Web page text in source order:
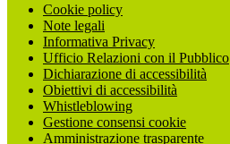
Cookie policy
Note legali
Informativa Privacy
Ufficio Relazioni con il Pubblico
Dichiarazione di accessibilità
Obiettivi di accessibilità
Whistleblowing
Gestione consensi cookie
Amministrazione trasparente